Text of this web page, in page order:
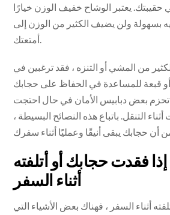
يعتبر الوشاح خفيف الوزن خيارًا
بسهولة ولن يضيف الكثير من الوزن إلى
من المشي أو التنزه ، فقد ترغبين في
قبعة للمساعدة في الحفاظ على حجابك
تحزم بعض دبابيس الأمان في حال احتجت
التنقل. باتباع هذه النصائح البسيطة ،
إذا فقدت حجابك أو أتلفته
أثناء السفر
أثناء السفر ، فهناك بعض الأشياء التي